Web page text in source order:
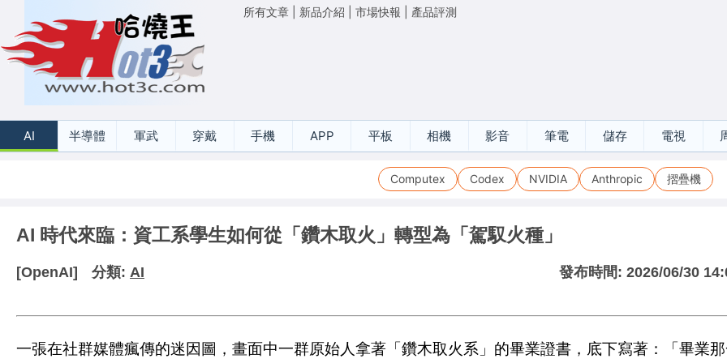
所有文章 新品介紹 市場快報 產品評測
AI 半導體 軍武 穿戴 手機 APP 平板 相機 影音 筆電 儲存 電視
Computex Codex NVIDIA Anthropic 摺疊機
AI 時代來臨：資工系學生如何從「鑽木取火」轉型為「駕馭火種」
[OpenAI] 分類: AI 發布時間: 2026/06/30
一張在社群媒體瘋傳的迷因圖，畫面中一群原始人拿著「鑽木取火系」的畢業證書，底下寫著：「畢業